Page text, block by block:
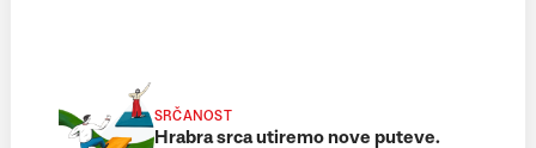
SRČANOST
Hrabra srca utiremo nove puteve.